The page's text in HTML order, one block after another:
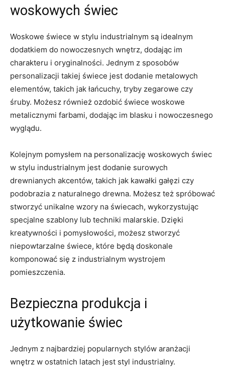
woskowych świec
Woskowe świece w stylu⁢ industrialnym ‍są⁢ idealnym
dodatkiem do nowoczesnych wnętrz, dodając im
charakteru ‌i oryginalności. Jednym z sposobów
personalizacji takiej świece‌ jest dodanie metalowych
elementów, takich jak łańcuchy, tryby zegarowe czy
śruby. Możesz również ozdobić świece woskowe
metalicznymi farbami, dodając ‍im blasku i nowoczesnego
wyglądu.
Kolejnym pomysłem na personalizację woskowych⁤ świec
w stylu industrialnym jest dodanie surowych
drewnianych akcentów, takich jak kawałki gałęzi czy
podobrazia z naturalnego drewna. Możesz też spróbować
stworzyć unikalne wzory na świecach, wykorzystując
specjalne szablony lub⁢ techniki malarskie. Dzięki​
kreatywności ⁤i pomysłowości, możesz stworzyć
niepowtarzalne świece, które ‌będą doskonale
komponować się z industrialnym wystrojem
pomieszczenia.
Bezpieczna produkcja i
użytkowanie​ świec
Jednym z najbardziej popularnych stylów aranżacji
wnętrz w ⁤ostatnich latach jest styl⁤ industrialny.